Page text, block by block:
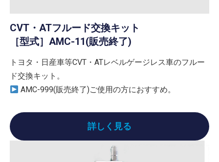
CVT・ATフルード交換キット
［型式］AMC-11(販売終了)
トヨタ・日産車等CVT・ATレベルゲージレス車のフルー
ド交換キット。
AMC-999(販売終了)ご使用の方におすすめ。
詳しく見る